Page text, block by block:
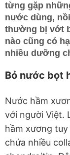
từng gặp
nước dùng,
thường bị vớt
nào cũng có
nhiều dưỡng
Bỏ nước bọt
Nước hầm
với người Việt.
hầm xương
chứa nhiều